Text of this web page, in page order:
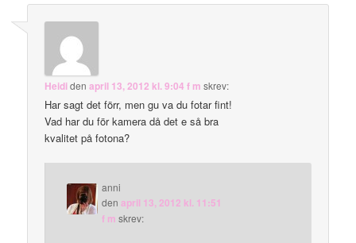
Heididenapril 13, 2012 kl. 9:04 f m skrev:
Har sagt det förr, men gu va du fotar fint!
Vad har du för kamera då det e så bra
kvalitet på fotona?
anni
denapril 13, 2012 kl. 11:51
f m skrev: